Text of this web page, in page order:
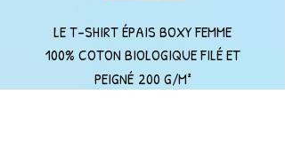
LE T-SHIRT ÉPAIS BOXY FEMME
100% COTON BIOLOGIQUE FILÉ ET
PEIGNÉ 200 G/M²